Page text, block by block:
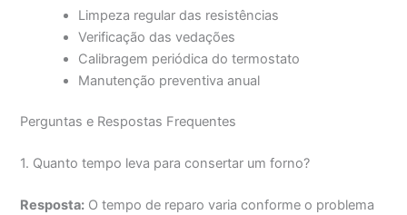
Limpeza regular das resistências
Verificação das vedações
Calibragem periódica do termostato
Manutenção preventiva anual
Perguntas e Respostas Frequentes
1. Quanto tempo leva para consertar um forno?
Resposta: O tempo de reparo varia conforme o problema